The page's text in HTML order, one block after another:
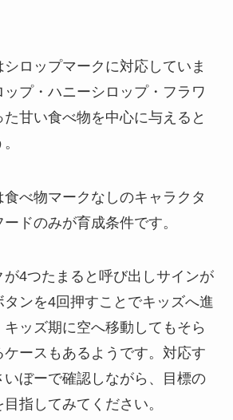
シロップマークに対応していま
プ・ハニーシロップ・フラワ
甘い食べ物を中心に与えると
食べ物マークなしのキャラクタ
ドのみが育成条件です。
が4つたまると呼び出しサインが
ンを4回押すことでキッズへ進
ッズ期に空へ移動してもそら
ースもあるようです。対応す
いぼーで確認しながら、目標の
指してみてください。